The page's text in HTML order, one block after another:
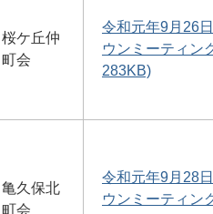
桜ケ丘仲
町会
令和元年9月26
ウンミーティン
283KB)
亀久保北
町会
令和元年9月28
ウンミーティン